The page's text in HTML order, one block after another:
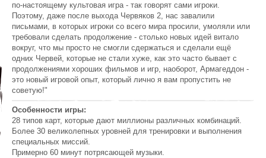
по-настоящему культовая игра - так говорят сами игроки.
Поэтому, даже после выхода Червяков 2, нас завалили
письмами, в которых игроки со всего мира просили, умоляли или
требовали сделать продолжение - столько новых идей витало
вокруг, что мы просто не смогли сдержаться и сделали ещё
одних Червей, которые не стали хуже, как это часто бывает с
продолжениями хороших фильмов и игр, наоборот, Армагеддон -
это новый игровой опыт, который лично я вам пропустить не
советую!"
Особенности игры:
28 типов карт, которые дают миллионы различных комбинаций.
Более 30 великолепных уровней для тренировки и выполнения
специальных миссий.
Примерно 60 минут потрясающей музыки.